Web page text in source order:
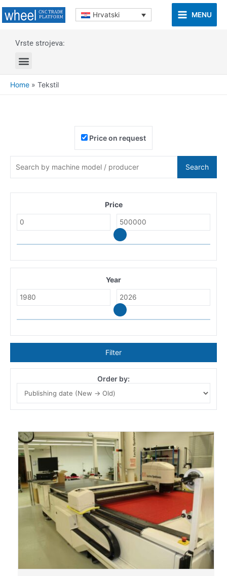
Hrvatski MENU
Vrste strojeva:
Home » Tekstil
Price on request
Search
Order by:
Price
Year
Filter